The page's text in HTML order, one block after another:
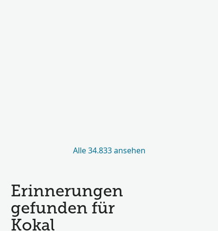
Alle 34.833 ansehen
Erinnerungen
gefunden für
Kokal